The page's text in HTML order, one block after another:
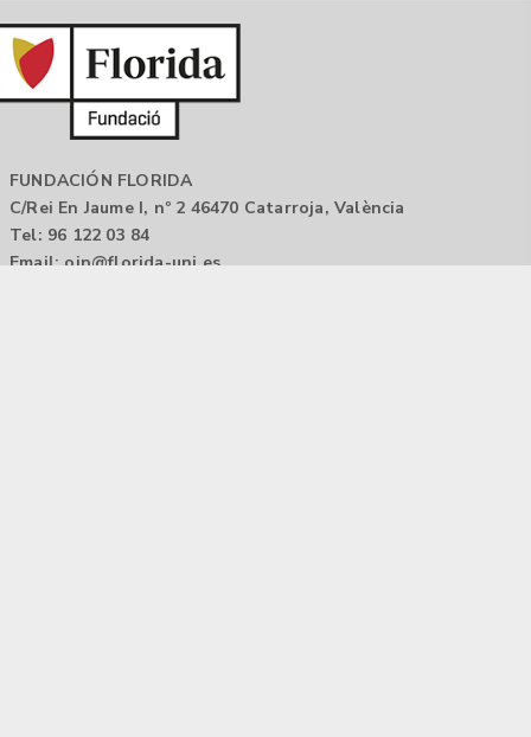
FUNDACIÓN FLORIDA
C/Rei En Jaume I, nº 2 46470 Catarroja, València
Tel: 96 122 03 84
Email: oip@florida-uni.es